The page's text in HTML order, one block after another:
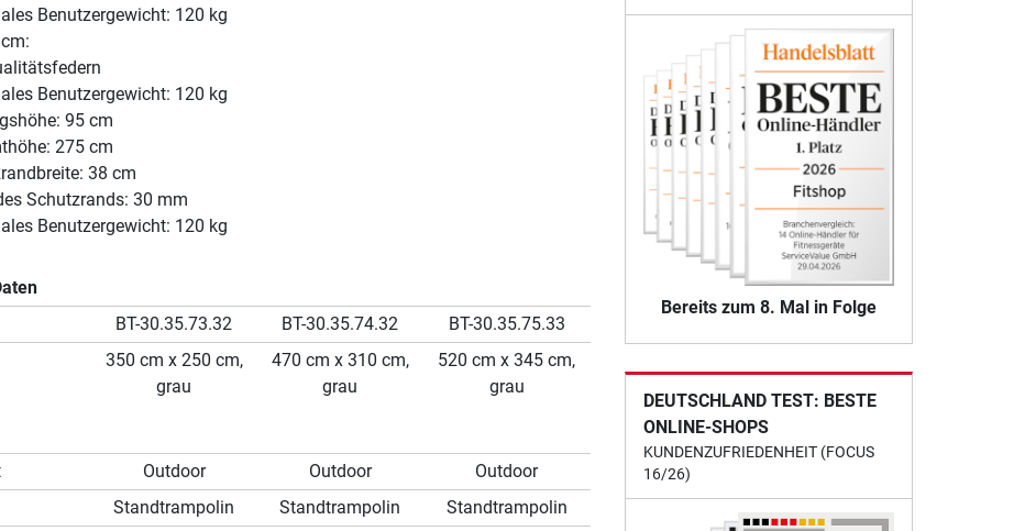
Benutzergewicht: 120 kg
Benutzergewicht: 120 kg
95 cm
275 cm
38 cm
Schutzrands: 30 mm
Benutzergewicht: 120 kg
BT-30.35.73.32 BT-30.35.74.32
BT-30.35.75.33
350 cm x 250 cm,
grau
470 cm x 310 cm,
grau
520 cm x 345 cm,
grau
Outdoor Outdoor
Outdoor
Standtrampolin Standtrampolin
Standtrampolin
Bereits zum 8. Mal in Folge
DEUTSCHLAND TEST: BESTE
ONLINE-SHOPS
KUNDENZUFRIEDENHEIT (FOCUS
16/26)